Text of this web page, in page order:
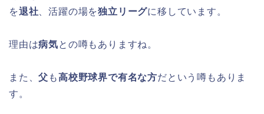
を退社 、活躍の場を独立リーグに移しています。
理由は病気との噂もありますね。
また、父 も高校野球界で有名な方だという噂もありま
す。